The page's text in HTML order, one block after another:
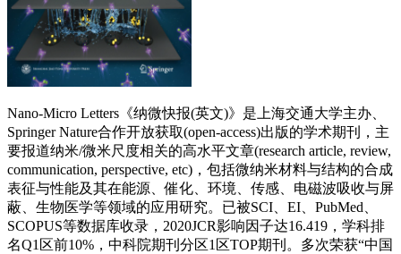
Nano-Micro Letters《纳微快报(英文)》是上海交通大学主办、
Springer Nature合作开放获取(open-access)出版的学术期刊，主
要报道纳米/微米尺度相关的高水平文章(research article, review,
communication, perspective, etc)，包括微纳米材料与结构的合成
表征与性能及其在能源、催化、环境、传感、电磁波吸收与屏
蔽、生物医学等领域的应用研究。已被SCI、EI、PubMed、
SCOPUS等数据库收录，2020JCR影响因子达16.419，学科排
名Q1区前10%，中科院期刊分区1区TOP期刊。多次荣获“中国